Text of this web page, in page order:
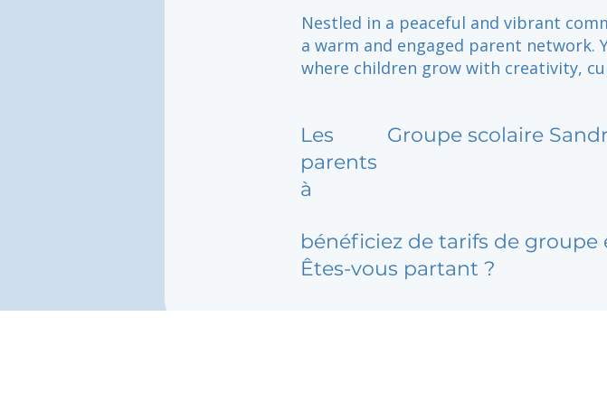
Nestled in a peaceful and vibrant
a warm and engaged parent network.
where children grow with creativity,
Les
parents
à
Groupe scolaire
bénéficiez de tarifs de groupe
Êtes-vous partant ?